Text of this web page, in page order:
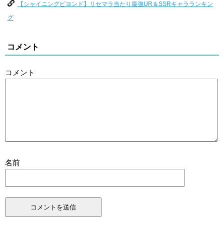
【シャイニングビヨンド】リセマラ当たり最強UR＆SSRキャラランキン
グ
コメント
コメント
名前